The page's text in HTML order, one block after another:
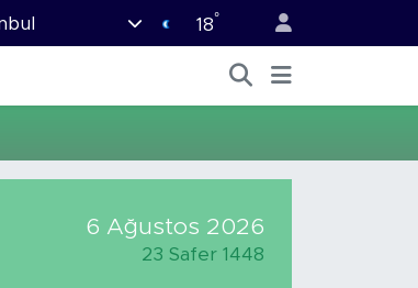
18°
6 Ağustos 2026
23 Safer 1448